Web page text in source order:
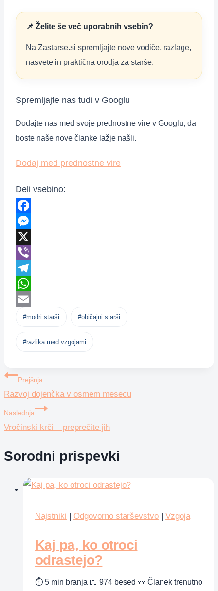
📌 Želite še več uporabnih vsebin?
Na Zastarse.si spremljajte nove vodiče, razlage,
nasvete in praktična orodja za starše.
Spremljajte nas tudi v Googlu
Dodajte nas med svoje prednostne vire v Googlu, da
boste naše nove članke lažje našli.
Dodaj med prednostne vire
Deli vsebino:
Facebook
Messenger
X
Viber
Telegram
WhatsApp
Email
Post
Tags:
#modri starši #običajni starši
#razlika med vzgojami
Navigacija
prispevka
Prejšnja
Razvoj dojenčka v osmem mesecu
Naslednja
Vročinski krči – preprečite jih
Sorodni prispevki
Najstniki | Odgovorno starševstvo | Vzgoja
Kaj pa, ko otroci
odrastejo?
⏱ 5 min branja 📖 974 besed 👀 Članek trenutno